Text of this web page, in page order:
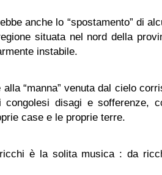
anche lo “spostamento” di
situata nel nord della
instabile.
“manna” venuta dal cielo
congolesi disagi e sofferenze,
case e le proprie terre.
è la solita musica : da